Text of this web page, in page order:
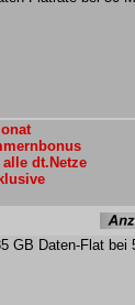
dt.Netze
GB Daten-Flat bei